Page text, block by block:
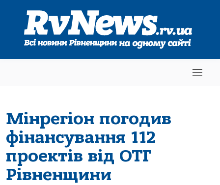
Мінрегіон погодив
фінансування 112
проектів від ОТГ
Рівненщини